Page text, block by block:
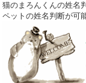
猫のまろんくんの姓名
ペットの姓名判断が可